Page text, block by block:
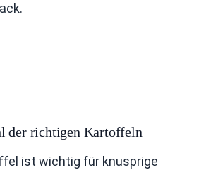
der richtigen Kartoffeln
ist wichtig für knusprige